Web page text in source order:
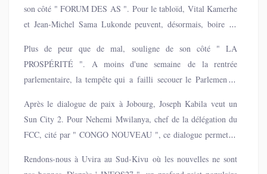
de la magistrature Dieudonné Kamuleta.
son côté " FORUM DES AS ". Pour le tabloïd, Vital Kamerhe
et Jean-Michel Sama Lukonde peuvent, désormais, boire du
Plus de peur que de mal, souligne de son côté " LA
PROSPÉRITÉ ". A moins d'une semaine de la rentrée
parlementaire, la tempête qui a failli secouer le Parlement a
politiciens, en mal de repositionnement, écrit le tabloïd, ont
cherché à en faire leurs choux gras. L'issue de la
rencontr interinstitutionnell a permis de rassurer les différentes
parties et surtout, de calmer les esprits surchauffés.
Après le dialogue de paix à Jobourg, Joseph Kabila veut un
Sun City 2. Pour Nehemi Mwilanya, chef de la délégation du
FCC, cité par " CONGO NOUVEAU ", ce dialogue permettra
Rendons-nous à Uvira au Sud-Kivu où les nouvelles ne sont